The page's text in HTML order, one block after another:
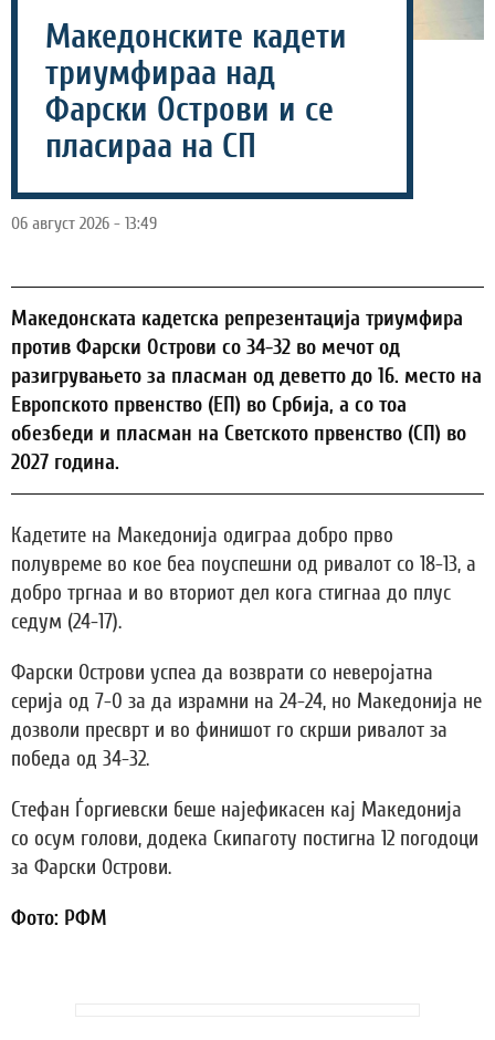
Македонските кадети
триумфираа над
Фарски Острови и се
пласираа на СП
06 август 2026 - 13:49
Македонската кадетска репрезентација триумфира
против Фарски Острови со 34-32 во мечот од
разигрувањето за пласман од деветто до 16. место на
Европското првенство (ЕП) во Србија, а со тоа
обезбеди и пласман на Светското првенство (СП) во
2027 година.
Кадетите на Македонија одиграа добро прво
полувреме во кое беа поуспешни од ривалот со 18-13, а
добро тргнаа и во вториот дел кога стигнаа до плус
седум (24-17).
Фарски Острови успеа да возврати со неверојатна
серија од 7-0 за да израмни на 24-24, но Македонија не
дозволи пресврт и во финишот го скрши ривалот за
победа од 34-32.
Стефан Ѓоргиевски беше најефикасен кај Македонија
со осум голови, додека Скипаготу постигна 12 погодоци
за Фарски Острови.
Фото: РФМ